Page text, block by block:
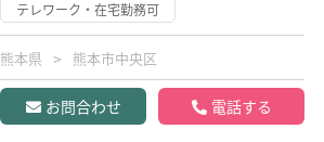
テレワーク・在宅勤務可
熊本県 熊本市中央区
お問合わせ 電話する